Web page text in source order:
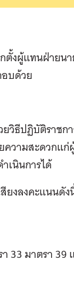
ตั้งผู้แทนฝ่ายน
บด้วย
วิธีปฏิบัติราชก
ความสะดวกแก่
เนินการได้
ยงลงคะแนนดัง
33 มาตรา 39